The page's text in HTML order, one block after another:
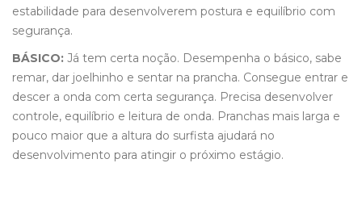
estabilidade para desenvolverem postura e equilíbrio com
segurança.
BÁSICO: Já tem certa noção. Desempenha o básico, sabe
remar, dar joelhinho e sentar na prancha. Consegue entrar e
descer a onda com certa segurança. Precisa desenvolver
controle, equilíbrio e leitura de onda. Pranchas mais larga e
pouco maior que a altura do surfista ajudará no
desenvolvimento para atingir o próximo estágio.